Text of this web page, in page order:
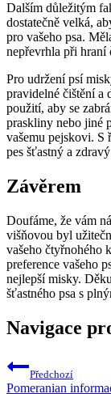
Dalším důležitým
dostatečně velká,
pro vašeho psa.
nepřevrhla při hraní
Pro udržení psí
pravidelné čištění a
použití, aby se
praskliny nebo jiné
vašemu pejskovi. S
pes šťastný a
Závěrem
Doufáme, že vám
višňovou byl
vašeho čtyřnohého
preference vašeho
nejlepší misky.
šťastného psa s
Navigace
Předchozí
Pomeranian